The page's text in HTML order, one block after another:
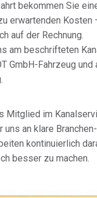
bekommen Sie
erwartenden Kosten
auf der Rechnung.
am beschrifteten
GmbH-Fahrzeug und
Mitglied im
uns an klare
kontinuierlich
besser zu machen.